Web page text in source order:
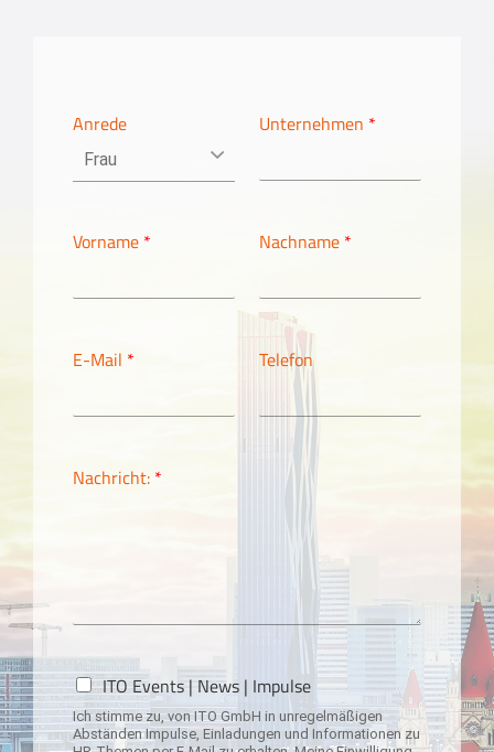
Anrede Unternehmen *
Vorname * Nachname *
E-Mail * Telefon
Nachricht: *
N
e
w
ITO Events | News | Impulse
Ich stimme zu, von ITO GmbH in unregelmäßigen
Abständen Impulse, Einladungen und Informationen zu